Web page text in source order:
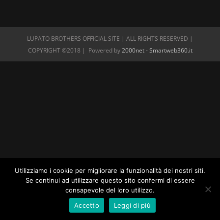
LUPATO BROTHERS OFFICIAL SITE | ALL RIGHTS RESERVED |
COPYRIGHT ©2018 | Powered by2000net - Smartweb360.it
Utilizziamo i cookie per migliorare la funzionalità dei nostri siti.
Se continui ad utilizzare questo sito confermi di essere
consapevole del loro utilizzo.
Accetto
Leggi di più